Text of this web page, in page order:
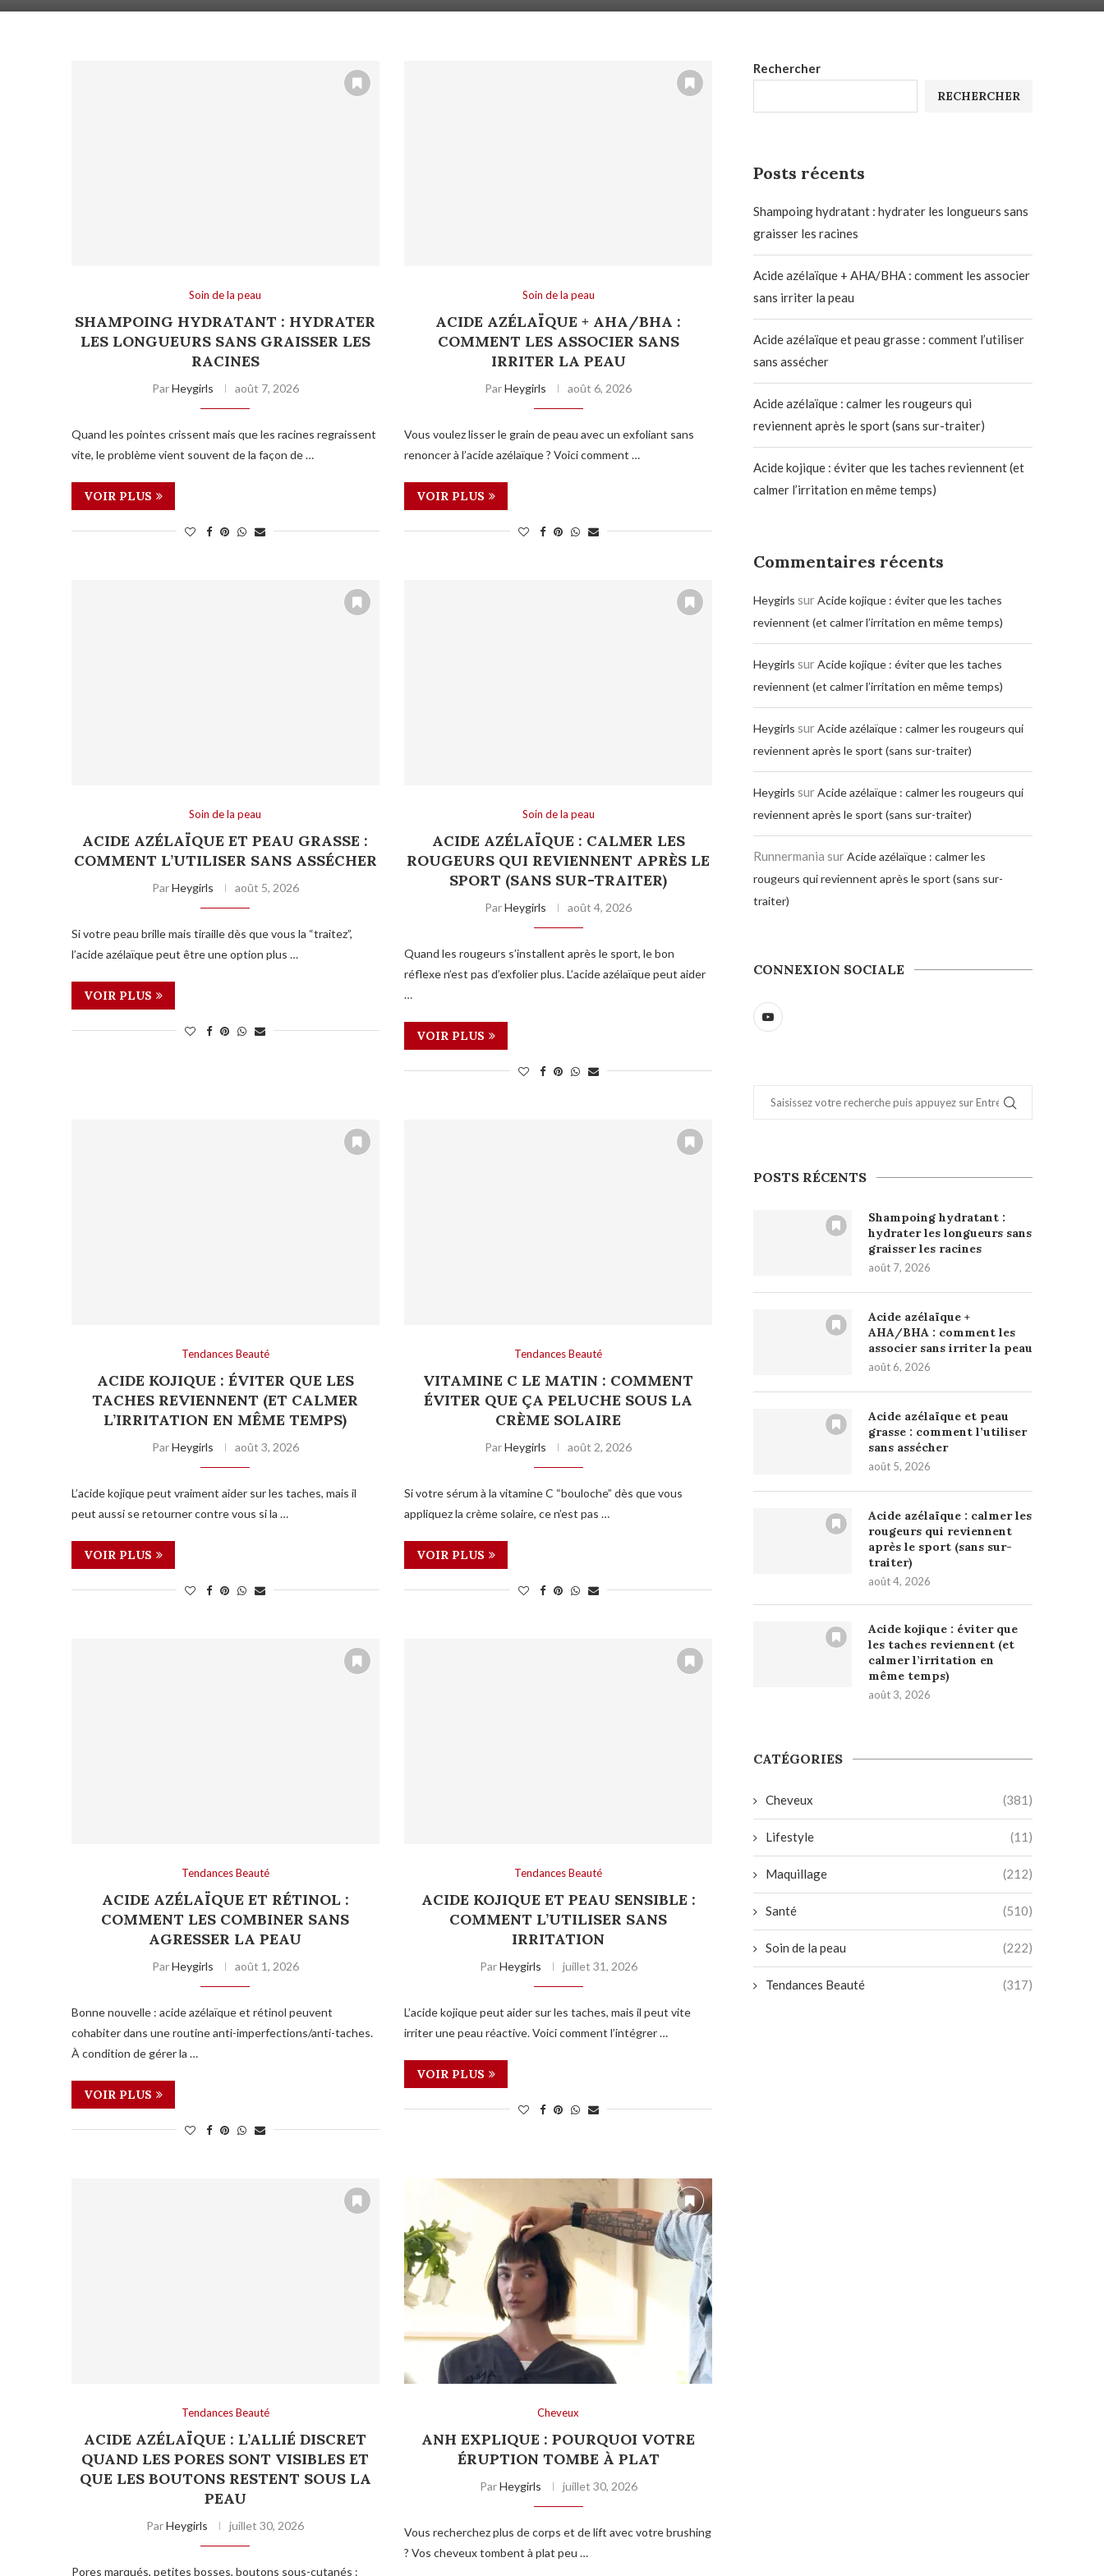
Soin de la peau
SHAMPOING HYDRATANT : HYDRATER
LES LONGUEURS SANS GRAISSER LES
RACINES
ParHeygirls août 7, 2026
Quand les pointes crissent mais que les racines regraissent
vite, le problème vient souvent de la façon de …
VOIR PLUS
Soin de la peau
ACIDE AZÉLAÏQUE + AHA/BHA :
COMMENT LES ASSOCIER SANS
IRRITER LA PEAU
ParHeygirls août 6, 2026
Vous voulez lisser le grain de peau avec un exfoliant sans
renoncer à l’acide azélaïque ? Voici comment …
VOIR PLUS
Soin de la peau
ACIDE AZÉLAÏQUE ET PEAU GRASSE :
COMMENT L’UTILISER SANS ASSÉCHER
ParHeygirls août 5, 2026
Si votre peau brille mais tiraille dès que vous la “traitez”,
l’acide azélaïque peut être une option plus …
VOIR PLUS
Soin de la peau
ACIDE AZÉLAÏQUE : CALMER LES
ROUGEURS QUI REVIENNENT APRÈS LE
SPORT (SANS SUR-TRAITER)
ParHeygirls août 4, 2026
Quand les rougeurs s’installent après le sport, le bon
réflexe n’est pas d’exfolier plus. L’acide azélaïque peut aider
…
VOIR PLUS
Tendances Beauté
ACIDE KOJIQUE : ÉVITER QUE LES
TACHES REVIENNENT (ET CALMER
L’IRRITATION EN MÊME TEMPS)
ParHeygirls août 3, 2026
L’acide kojique peut vraiment aider sur les taches, mais il
peut aussi se retourner contre vous si la …
VOIR PLUS
Tendances Beauté
VITAMINE C LE MATIN : COMMENT
ÉVITER QUE ÇA PELUCHE SOUS LA
CRÈME SOLAIRE
ParHeygirls août 2, 2026
Si votre sérum à la vitamine C “bouloche” dès que vous
appliquez la crème solaire, ce n’est pas …
VOIR PLUS
Tendances Beauté
ACIDE AZÉLAÏQUE ET RÉTINOL :
COMMENT LES COMBINER SANS
AGRESSER LA PEAU
ParHeygirls août 1, 2026
Bonne nouvelle : acide azélaïque et rétinol peuvent
cohabiter dans une routine anti-imperfections/anti-taches.
À condition de gérer la …
VOIR PLUS
Tendances Beauté
ACIDE KOJIQUE ET PEAU SENSIBLE :
COMMENT L’UTILISER SANS
IRRITATION
ParHeygirls juillet 31, 2026
L’acide kojique peut aider sur les taches, mais il peut vite
irriter une peau réactive. Voici comment l’intégrer …
VOIR PLUS
Tendances Beauté
ACIDE AZÉLAÏQUE : L’ALLIÉ DISCRET
QUAND LES PORES SONT VISIBLES ET
QUE LES BOUTONS RESTENT SOUS LA
PEAU
ParHeygirls juillet 30, 2026
Pores marqués, petites bosses, boutons sous-cutanés :
Cheveux
ANH EXPLIQUE : POURQUOI VOTRE
ÉRUPTION TOMBE À PLAT
ParHeygirls juillet 30, 2026
Vous recherchez plus de corps et de lift avec votre brushing
? Vos cheveux tombent à plat peu …
Rechercher
RECHERCHER
Posts récents
Shampoing hydratant : hydrater les longueurs sans
graisser les racines
Acide azélaïque + AHA/BHA : comment les associer
sans irriter la peau
Acide azélaïque et peau grasse : comment l’utiliser
sans assécher
Acide azélaïque : calmer les rougeurs qui
reviennent après le sport (sans sur-traiter)
Acide kojique : éviter que les taches reviennent (et
calmer l’irritation en même temps)
Commentaires récents
Heygirls surAcide kojique : éviter que les taches
reviennent (et calmer l’irritation en même temps)
Heygirls surAcide kojique : éviter que les taches
reviennent (et calmer l’irritation en même temps)
Heygirls surAcide azélaïque : calmer les rougeurs qui
reviennent après le sport (sans sur-traiter)
Heygirls surAcide azélaïque : calmer les rougeurs qui
reviennent après le sport (sans sur-traiter)
Runnermania surAcide azélaïque : calmer les
rougeurs qui reviennent après le sport (sans sur-
traiter)
CONNEXION SOCIALE
POSTS RÉCENTS
Shampoing hydratant :
hydrater les longueurs sans
graisser les racines
août 7, 2026
Acide azélaïque +
AHA/BHA : comment les
associer sans irriter la peau
août 6, 2026
Acide azélaïque et peau
grasse : comment l’utiliser
sans assécher
août 5, 2026
Acide azélaïque : calmer les
rougeurs qui reviennent
après le sport (sans sur-
traiter)
août 4, 2026
Acide kojique : éviter que
les taches reviennent (et
calmer l’irritation en
même temps)
août 3, 2026
CATÉGORIES
Cheveux (381)
Lifestyle (11)
Maquillage (212)
Santé (510)
Soin de la peau (222)
Tendances Beauté (317)